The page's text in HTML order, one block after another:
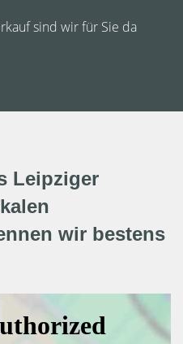
sind wir für Sie da
Leipziger
wir bestens